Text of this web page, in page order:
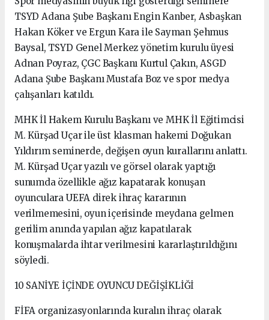
TSYD Adana Şube Başkanı Engin Kanber, Asbaşkan
Hakan Köker ve Ergun Kara ile Sayman Şehmus
Baysal, TSYD Genel Merkez yönetim kurulu üyesi
Adnan Poyraz, ÇGC Başkanı Kurtul Çakın, ASGD
Adana Şube Başkanı Mustafa Boz ve spor medya
çalışanları katıldı.
MHK İl Hakem Kurulu Başkanı ve MHK İl Eğitimcisi
M. Kürşad Uçar ile üst klasman hakemi Doğukan
Yıldırım seminerde, değişen oyun kurallarını anlattı.
M. Kürşad Uçar yazılı ve görsel olarak yaptığı
sunumda özellikle ağız kapatarak konuşan
oyunculara UEFA direk ihraç kararının
verilmemesini, oyun içerisinde meydana gelmen
gerilim anında yapılan ağız kapatılarak
konuşmalarda ihtar verilmesini kararlaştırıldığını
söyledi.
10 SANİYE İÇİNDE OYUNCU DEĞİŞİKLİĞİ
FİFA organizasyonlarında kuralın ihraç olarak